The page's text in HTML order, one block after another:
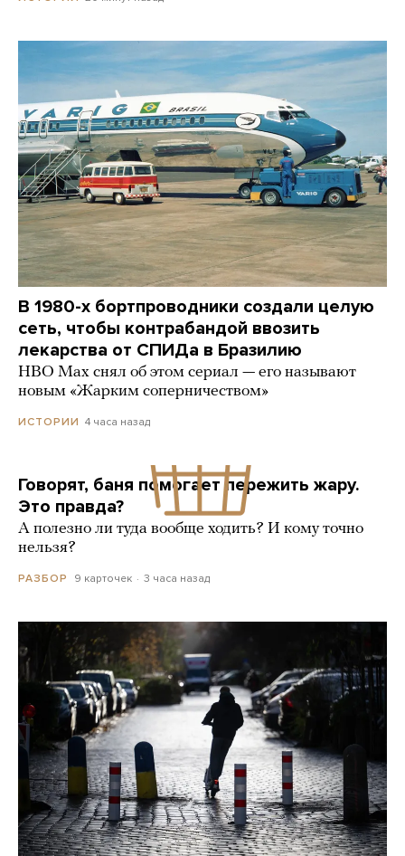
В 1980-х бортпроводники создали целую
сеть, чтобы контрабандой ввозить
лекарства от СПИДа в Бразилию
HBO Max снял об этом сериал — его называют
новым «Жарким соперничеством»
ИСТОРИИ 4 часа назад
Говорят, баня помогает пережить жару.
Это правда?
А полезно ли туда вообще ходить? И кому точно
нельзя?
РАЗБОР 9 карточек 3 часа назад